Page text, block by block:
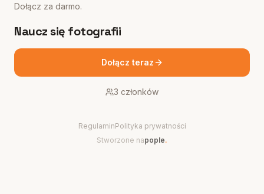
Dołącz za darmo.
Naucz się fotografii
Dołącz teraz
3 członków
RegulaminPolityka prywatności
Stworzone napople.